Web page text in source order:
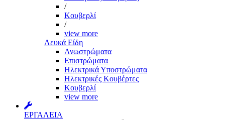
/
Κουβερλί
/
view more
Λευκά Είδη
Ανωστρώματα
Επιστρώματα
Ηλεκτρικά Υποστρώματα
Ηλεκτρικές Κουβέρτες
Κουβερλί
view more
ΕΡΓΑΛΕΙΑ